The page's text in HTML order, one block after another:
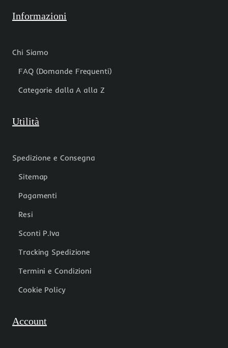
Informazioni
Chi Siamo
FAQ (Domande Frequenti)
Categorie dalla A alla Z
Utilità
Spedizione e Consegna
Sitemap
Pagamenti
Resi
Sconti P.Iva
Tracking Spedizione
Termini e Condizioni
Cookie Policy
Account